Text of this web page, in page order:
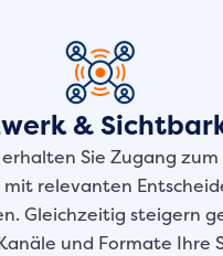
&
Sie Zugang
relevanten
Gleichzeitig steigern
und Formate Ihre